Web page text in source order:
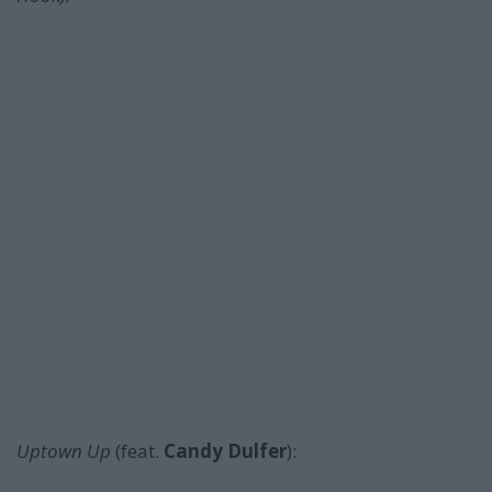
Uptown Up (feat. Candy Dulfer):